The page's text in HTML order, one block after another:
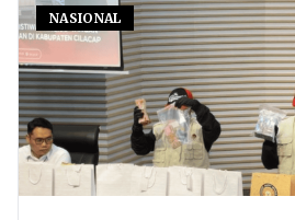
NASIONAL